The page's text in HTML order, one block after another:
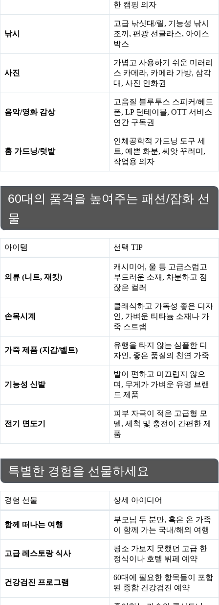
한 캠핑 의자
낚시
고급 낚싯대/릴, 기능성 낚시
조끼, 편광 선글라스, 아이스
박스
사진
가볍고 사용하기 쉬운 미러리
스 카메라, 카메라 가방, 삼각
대, 사진 인화권
음악/영화 감상
고음질 블루투스 스피커/헤드
폰, LP 턴테이블, OTT 서비스
연간 구독권
홈 가드닝/텃밭
인체공학적 가드닝 도구 세
트, 예쁜 화분, 씨앗 꾸러미,
작업용 의자
60대의 품격을 높여주는 패션/잡화 선
물
아이템 선택 TIP
의류 (니트, 재킷)
캐시미어, 울 등 고급스럽고
부드러운 소재, 차분하고 점
잖은 컬러
손목시계
클래식하고 가독성 좋은 디자
인, 가벼운 티타늄 소재나 가
죽 스트랩
가죽 제품 (지갑/벨트)
유행을 타지 않는 심플한 디
자인, 좋은 품질의 천연 가죽
기능성 신발
발이 편하고 미끄럽지 않으
며, 무게가 가벼운 유명 브랜
드 제품
전기 면도기
피부 자극이 적은 고급형 모
델, 세척 및 충전이 간편한 제
품
특별한 경험을 선물하세요
경험 선물 상세 아이디어
함께 떠나는 여행
부모님 두 분만, 혹은 온 가족
이 함께 가는 국내/해외 여행
고급 레스토랑 식사
평소 가보지 못했던 고급 한
정식이나 호텔 뷔페 예약
건강검진 프로그램
60대에 필요한 항목들이 포함
된 종합 건강검진 예약